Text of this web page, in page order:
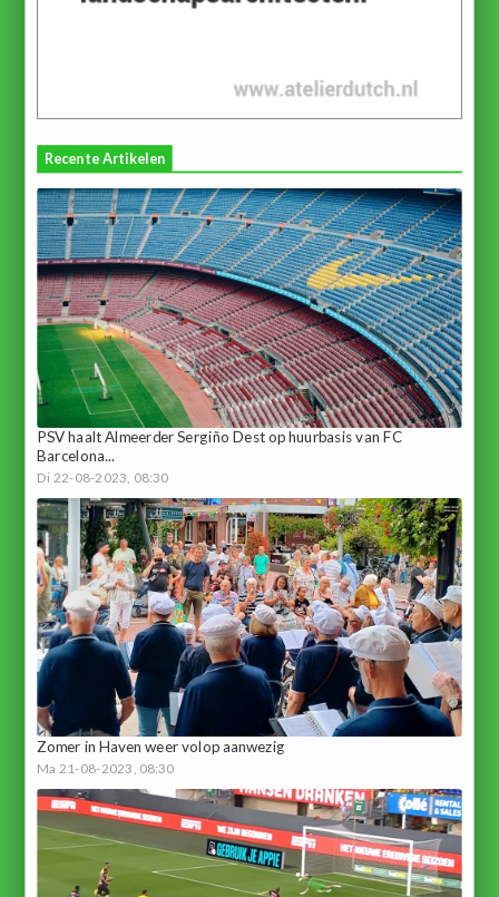
Recente Artikelen
PSV haalt Almeerder Sergiño Dest op huurbasis van FC
Barcelona...
Di 22-08-2023, 08:30
Zomer in Haven weer volop aanwezig
Ma 21-08-2023, 08:30